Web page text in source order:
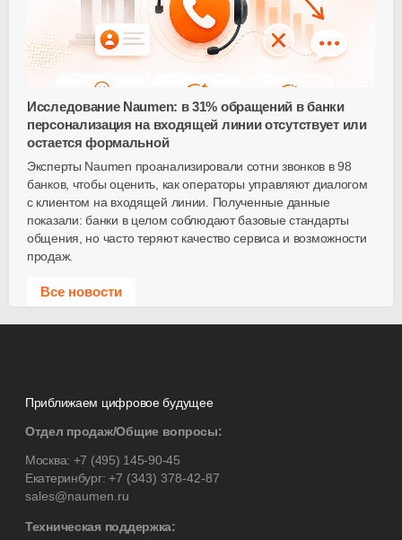
Исследование Naumen: в 31% обращений в банки
персонализация на входящей линии отсутствует или
остается формальной
Эксперты Naumen проанализировали сотни звонков в 98
банков, чтобы оценить, как операторы управляют диалогом
с клиентом на входящей линии. Полученные данные
показали: банки в целом соблюдают базовые стандарты
общения, но часто теряют качество сервиса и возможности
продаж.
Все новости
Приближаем цифровое будущее
Отдел продаж/Общие вопросы:
Москва: +7 (495) 145-90-45
Екатеринбург:+7 (343) 378-42-87
sales@naumen.ru
Техническая поддержка: